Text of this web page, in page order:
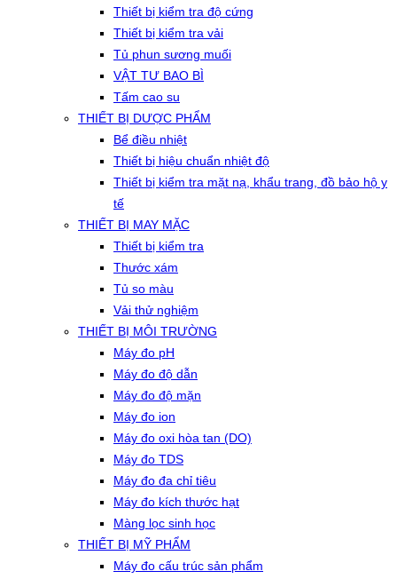
Thiết bị kiểm tra độ cứng
Thiết bị kiểm tra vải
Tủ phun sương muối
VẬT TƯ BAO BÌ
Tấm cao su
THIẾT BỊ DƯỢC PHẨM
Bể điều nhiệt
Thiết bị hiệu chuẩn nhiệt độ
Thiết bị kiểm tra mặt nạ, khẩu trang, đồ bảo hộ y
tế
THIẾT BỊ MAY MẶC
Thiết bị kiểm tra
Thước xám
Tủ so màu
Vải thử nghiệm
THIẾT BỊ MÔI TRƯỜNG
Máy đo pH
Máy đo độ dẫn
Máy đo độ mặn
Máy đo ion
Máy đo oxi hòa tan (DO)
Máy đo TDS
Máy đo đa chỉ tiêu
Máy đo kích thước hạt
Màng lọc sinh học
THIẾT BỊ MỸ PHẨM
Máy đo cấu trúc sản phẩm